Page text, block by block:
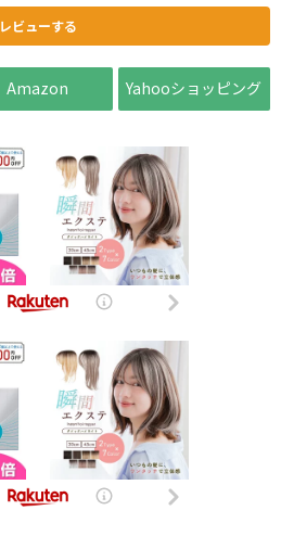
レビューする
Amazon Yahooショッピング